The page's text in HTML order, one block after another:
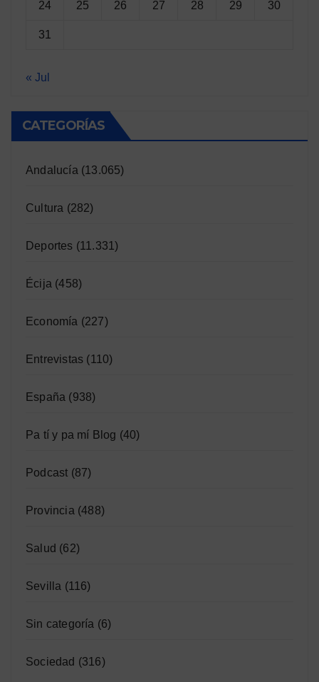
24 25 26 27 28 29 30
31
« Jul
CATEGORÍAS
Andalucía (13.065)
Cultura (282)
Deportes (11.331)
Écija (458)
Economía (227)
Entrevistas (110)
España (938)
Pa tí y pa mí Blog (40)
Podcast (87)
Provincia (488)
Salud (62)
Sevilla (116)
Sin categoría (6)
Sociedad (316)